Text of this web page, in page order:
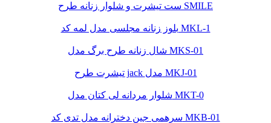
ست تیشرت و شلوار زنانه طرح SMILE
بلوز زنانه مجلسی مدل لمه کد MKL-1
شال زنانه طرح برگ مدل MKS-01
تیشرت طرح jack مدل MKJ-01
شلوار مردانه لی کتان مدل MKT-0
سرهمی جین دخترانه مدل تدی کد MKB-01